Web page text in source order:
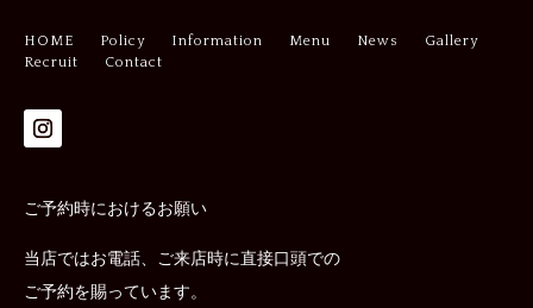
HOME Policy Information Menu News
Gallery
Recruit
Contact
ご予約時におけるお願い
当店ではお電話、ご来店時に直接口頭での
ご予約を賜っています。